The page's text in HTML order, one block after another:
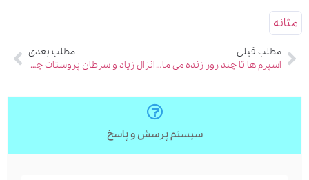
مثانه
مطلب قبلی
اسپرم ها تا چند روز زنده می مانند؟
مطلب بعدی
انزال زیاد و سرطان پروستات چه ارتباطی با یکدیگر دارند؟
سیستم پرسش و پاسخ